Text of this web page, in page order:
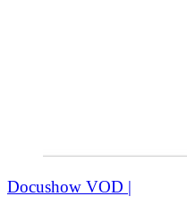
Docushow VOD |